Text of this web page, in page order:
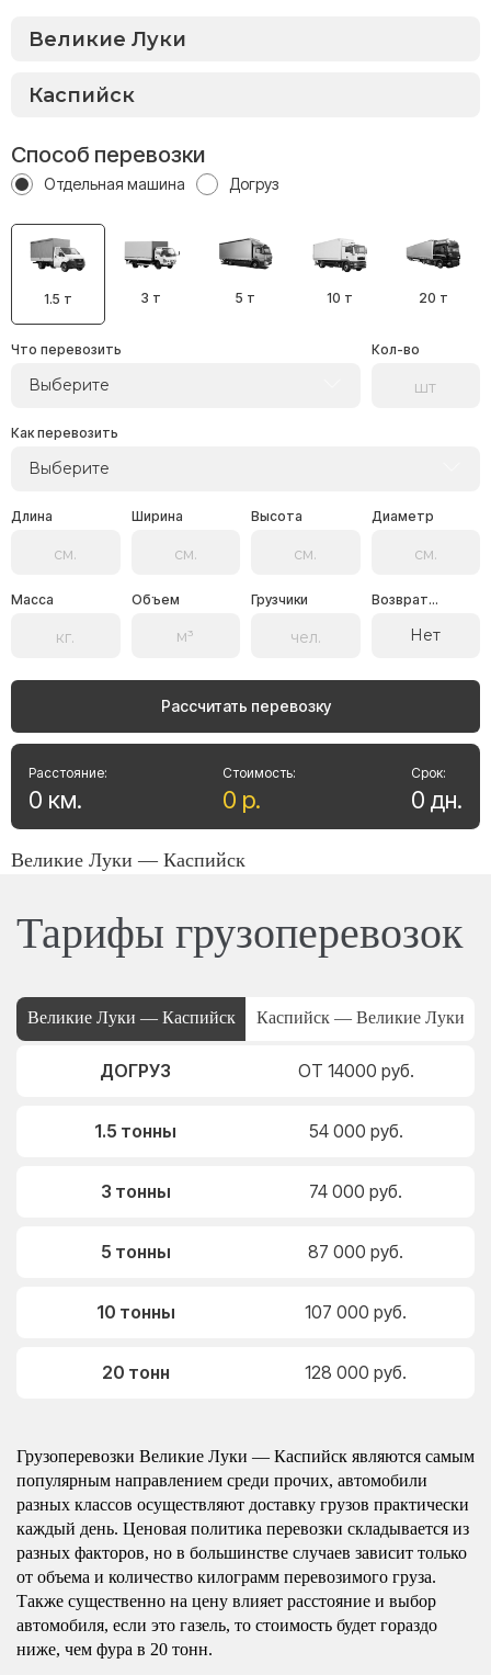
Способ перевозки
Отдельная машина Догруз
1.5 т 3 т 5 т 10 т 20 т
Что перевозить
Выберите
Кол-во
Как перевозить
Выберите
Длина Ширина Высота Диаметр
Масса Объем Грузчики Возврат...
Нет
Рассчитать перевозку
Стоимость:
0 р.
Расстояние:
0 км.
Срок:
0 дн.
Великие Луки — Каспийск
Тарифы грузоперевозок
Великие Луки — Каспийск Каспийск — Великие Луки
ДОГРУЗ ОТ 14000 руб.
1.5 тонны 54 000 руб.
3 тонны 74 000 руб.
5 тонны 87 000 руб.
10 тонны 107 000 руб.
20 тонн 128 000 руб.
Грузоперевозки Великие Луки — Каспийск являются самым
популярным направлением среди прочих, автомобили
разных классов осуществляют доставку грузов практически
каждый день. Ценовая политика перевозки складывается из
разных факторов, но в большинстве случаев зависит только
от объема и количество килограмм перевозимого груза.
Также существенно на цену влияет расстояние и выбор
автомобиля, если это газель, то стоимость будет гораздо
ниже, чем фура в 20 тонн.